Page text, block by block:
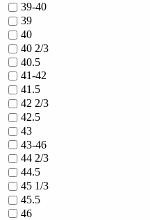
39-40
39
40
40 2/3
40.5
41-42
41.5
42 2/3
42.5
43
43-46
44 2/3
44.5
45 1/3
45.5
46